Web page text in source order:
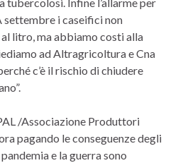
settembre i caseifici non
litro, ma abbiamo costi alla
ad Altragricoltura e Cna
c’è il rischio di chiudere
/Associazione Produttori
pagando le conseguenze degli
e la guerra sono